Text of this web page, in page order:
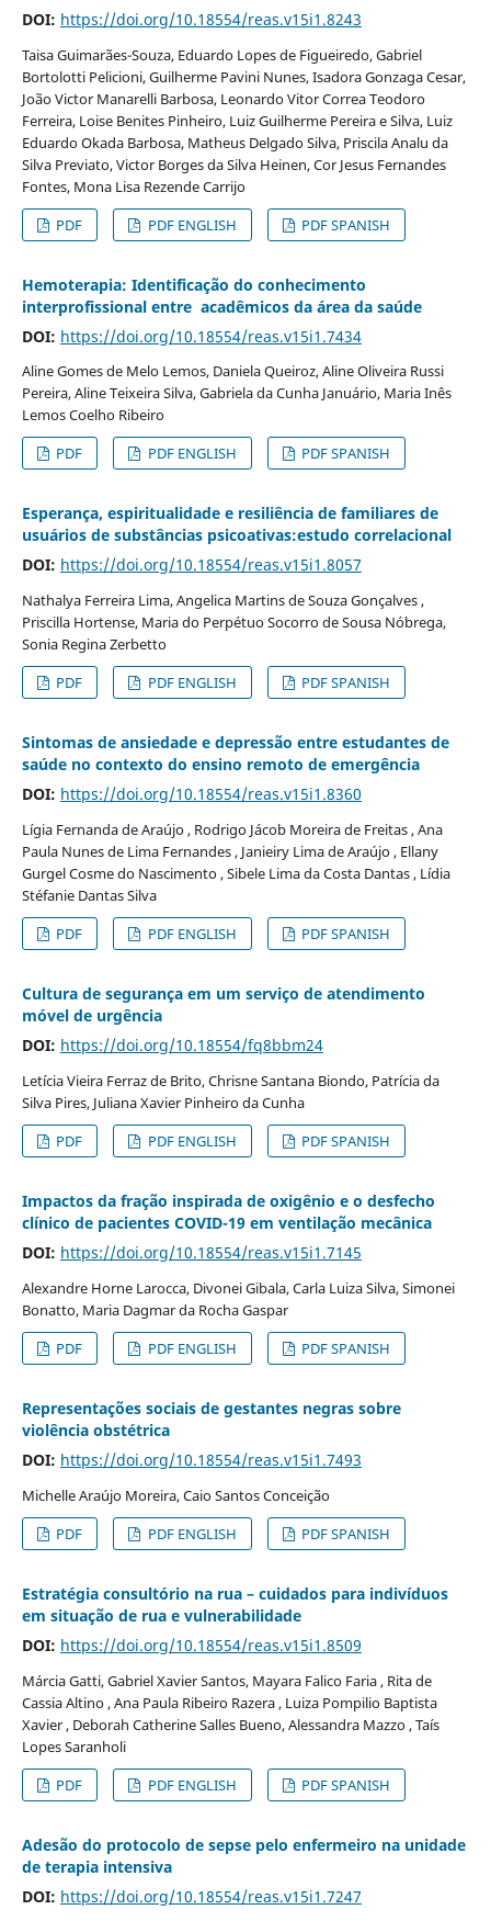
DOI: https://doi.org/10.18554/reas.v15i1.8243
Taisa Guimarães-Souza, Eduardo Lopes de Figueiredo, Gabriel
Bortolotti Pelicioni, Guilherme Pavini Nunes, Isadora Gonzaga Cesar,
João Victor Manarelli Barbosa, Leonardo Vitor Correa Teodoro
Ferreira, Loise Benites Pinheiro, Luiz Guilherme Pereira e Silva, Luiz
Eduardo Okada Barbosa, Matheus Delgado Silva, Priscila Analu da
Silva Previato, Victor Borges da Silva Heinen, Cor Jesus Fernandes
Fontes, Mona Lisa Rezende Carrijo
PDF
PDF ENGLISH PDF SPANISH
Hemoterapia: Identificação do conhecimento
interprofissional entre acadêmicos da área da saúde
DOI: https://doi.org/10.18554/reas.v15i1.7434
Aline Gomes de Melo Lemos, Daniela Queiroz, Aline Oliveira Russi
Pereira, Aline Teixeira Silva, Gabriela da Cunha Januário, Maria Inês
Lemos Coelho Ribeiro
PDF
PDF ENGLISH PDF SPANISH
Esperança, espiritualidade e resiliência de familiares de
usuários de substâncias psicoativas:estudo correlacional
DOI: https://doi.org/10.18554/reas.v15i1.8057
Nathalya Ferreira Lima, Angelica Martins de Souza Gonçalves ,
Priscilla Hortense, Maria do Perpétuo Socorro de Sousa Nóbrega,
Sonia Regina Zerbetto
PDF
PDF ENGLISH PDF SPANISH
Sintomas de ansiedade e depressão entre estudantes de
saúde no contexto do ensino remoto de emergência
DOI: https://doi.org/10.18554/reas.v15i1.8360
Lígia Fernanda de Araújo , Rodrigo Jácob Moreira de Freitas , Ana
Paula Nunes de Lima Fernandes , Janieiry Lima de Araújo , Ellany
Gurgel Cosme do Nascimento , Sibele Lima da Costa Dantas , Lídia
Stéfanie Dantas Silva
PDF
PDF ENGLISH PDF SPANISH
Cultura de segurança em um serviço de atendimento
móvel de urgência
DOI: https://doi.org/10.18554/fq8bbm24
Letícia Vieira Ferraz de Brito, Chrisne Santana Biondo, Patrícia da
Silva Pires, Juliana Xavier Pinheiro da Cunha
PDF
PDF ENGLISH PDF SPANISH
Impactos da fração inspirada de oxigênio e o desfecho
clínico de pacientes COVID-19 em ventilação mecânica
DOI: https://doi.org/10.18554/reas.v15i1.7145
Alexandre Horne Larocca, Divonei Gibala, Carla Luiza Silva, Simonei
Bonatto, Maria Dagmar da Rocha Gaspar
PDF
PDF ENGLISH PDF SPANISH
Representações sociais de gestantes negras sobre
violência obstétrica
DOI: https://doi.org/10.18554/reas.v15i1.7493
Michelle Araújo Moreira, Caio Santos Conceição
PDF
PDF ENGLISH PDF SPANISH
Estratégia consultório na rua – cuidados para indivíduos
em situação de rua e vulnerabilidade
DOI: https://doi.org/10.18554/reas.v15i1.8509
Márcia Gatti, Gabriel Xavier Santos, Mayara Falico Faria , Rita de
Cassia Altino , Ana Paula Ribeiro Razera , Luiza Pompilio Baptista
Xavier , Deborah Catherine Salles Bueno, Alessandra Mazzo , Taís
Lopes Saranholi
PDF
PDF ENGLISH PDF SPANISH
Adesão do protocolo de sepse pelo enfermeiro na unidade
de terapia intensiva
DOI: https://doi.org/10.18554/reas.v15i1.7247